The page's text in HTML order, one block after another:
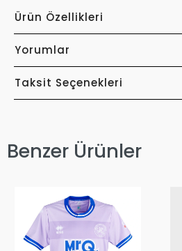
Ürün Özellikleri
Yorumlar
Taksit Seçenekleri
Benzer Ürünler